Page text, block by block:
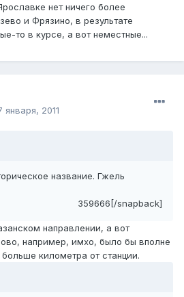
нет ничего более
и Фрязино, в результате
то в курсе, а вот неместные...
января, 2011
название. Гжель
359666[/snapback]
направлении, а вот
например, имхо, было бы вполне
километра от станции.